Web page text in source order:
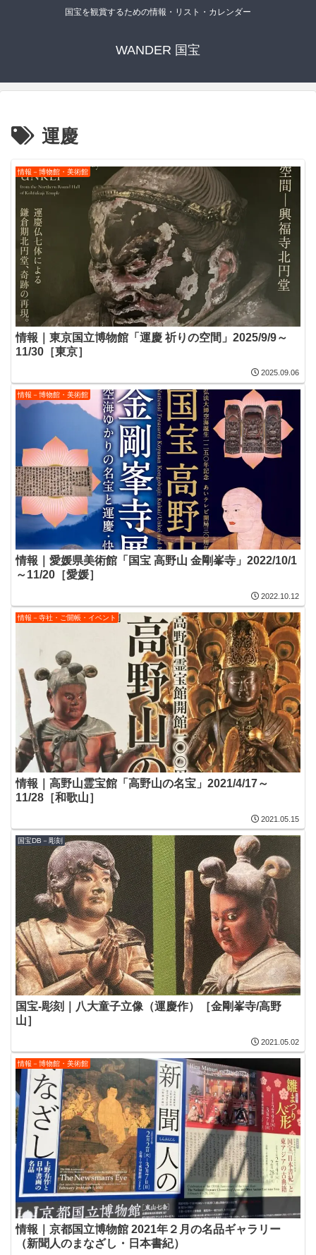
国宝を観賞するための情報・リスト・カレンダー
WANDER 国宝
運慶
情報－博物館・美術館
情報｜東京国立博物館「運慶 祈りの空間」2025/9/9～
11/30［東京］
2025.09.06
情報－博物館・美術館
情報｜愛媛県美術館「国宝 高野山 金剛峯寺」2022/10/1
～11/20［愛媛］
2022.10.12
情報－寺社・ご開帳・イベント
情報｜高野山霊宝館「高野山の名宝」2021/4/17～
11/28［和歌山］
2021.05.15
国宝DB－彫刻
国宝-彫刻｜八大童子立像（運慶作）［金剛峯寺/高野
山］
2021.05.02
情報－博物館・美術館
情報｜京都国立博物館 2021年２月の名品ギャラリー
（新聞人のまなざし・日本書紀）